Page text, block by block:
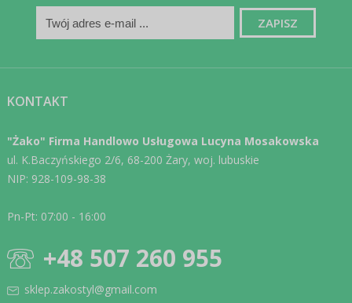
KONTAKT
"Żako" Firma Handlowo Usługowa Lucyna Mosakowska
ul. K.Baczyńskiego 2/6, 68-200 Żary, woj. lubuskie
NIP: 928-109-98-38
Pn-Pt: 07:00 - 16:00
+48 507 260 955
sklep.zakostyl@gmail.com